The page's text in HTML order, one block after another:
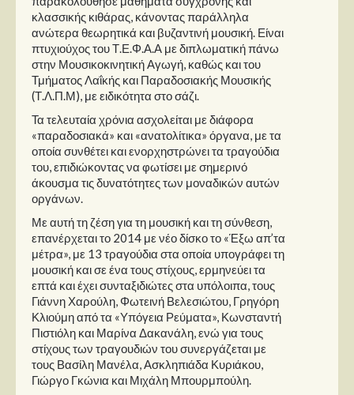
κλασσικής κιθάρας, κάνοντας παράλληλα
ανώτερα θεωρητικά και βυζαντινή μουσική. Είναι
πτυχιούχος του Τ.Ε.Φ.Α.Α με διπλωματική πάνω
στην Μουσικοκινητική Αγωγή, καθώς και του
Τμήματος Λαΐκής και Παραδοσιακής Μουσικής
(Τ.Λ.Π.Μ), με ειδικότητα στο σάζι.
Τα τελευταία χρόνια ασχολείται με διάφορα
«παραδοσιακά» και «ανατολίτικα» όργανα, με τα
οποία συνθέτει και ενορχηστρώνει τα τραγούδια
του, επιδιώκοντας να φωτίσει με σημερινό
άκουσμα τις δυνατότητες των μοναδικών αυτών
οργάνων.
Με αυτή τη ζέση για τη μουσική και τη σύνθεση,
επανέρχεται το 2014 με νέο δίσκο το «Έξω απ’τα
μέτρα», με 13 τραγούδια στα οποία υπογράφει τη
μουσική και σε ένα τους στίχους, ερμηνεύει τα
επτά και έχει συνταξιδιώτες στα υπόλοιπα, τους
Γιάννη Χαρούλη, Φωτεινή Βελεσιώτου, Γρηγόρη
Κλιούμη από τα «Υπόγεια Ρεύματα», Κωνσταντή
Πιστιόλη και Μαρίνα Δακανάλη, ενώ για τους
στίχους των τραγουδιών του συνεργάζεται με
τους Βασίλη Μανέλα, Ασκληπιάδα Κυριάκου,
Γιώργο Γκώνια και Μιχάλη Μπουρμπούλη.